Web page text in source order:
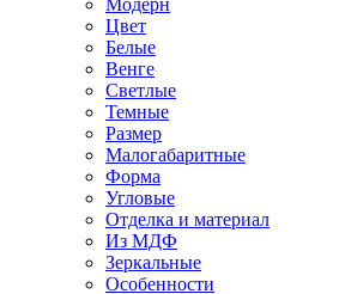
Модерн
Цвет
Белые
Венге
Светлые
Темные
Размер
Малогабаритные
Форма
Угловые
Отделка и материал
Из МДФ
Зеркальные
Особенности